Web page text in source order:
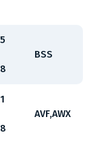
BSS
AVF,AWX